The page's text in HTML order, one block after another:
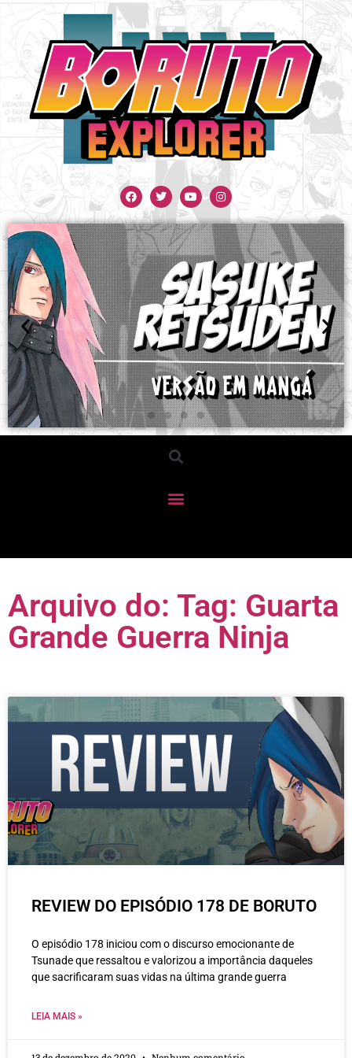
Arquivo do: Tag: Guarta
Grande Guerra Ninja
REVIEW DO EPISÓDIO 178 DE BORUTO
O episódio 178 iniciou com o discurso emocionante de
Tsunade que ressaltou e valorizou a importância daqueles
que sacrificaram suas vidas na última grande guerra
LEIA MAIS »